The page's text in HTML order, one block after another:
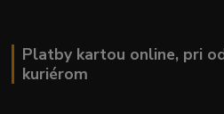
Platby kartou online, pri
kuriérom